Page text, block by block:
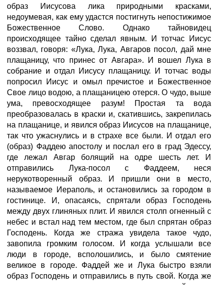
образ Иисусова лика природными красками,
недоумевая, как ему удастся постигнуть непостижимое
Божественное Слово. Однако тайновидец
происходящее тайно сделал явным. И тотчас Иисус
воззвал, говоря: «Лука, Лука, Авгаров посол, дай мне
плащаницу, что принес от Авгара». И вошел Лука в
собрание и отдал Иисусу плащаницу. И тотчас воды
попросил Иисус и омыл пречистое и Божественное
Свое лицо водою, а плащаницею отерся. О чудо, выше
ума, превосходящее разум! Простая та вода
преобразовалась в краски и, скатившись, закрепилась
на плащанице, и явился образ Иисусов на плащанице,
так что ужаснулись и в страхе все были. И отдал его
(образ) Фаддею апостолу и послал его в град Эдессу,
где лежал Авгар болящий на одре шесть лет. И
отправились Лука-посол с Фаддеем, неся
нерукотворенный образ. И пришли они в место,
называемое Иераполь, и остановились за городом в
гостинице. И, опасаясь, спрятали образ Господень
между двух глиняных плит. И явился столп огненный с
небес и встал над тем местом, где был спрятан образ
Господень. Когда же стража увидела такое чудо,
завопила громким голосом. И когда услышали все
люди в городе, всполошились, и было смятение
великое в городе. Фаддей же и Лука быстро взяли
образ Господень и отправились в путь свой. Когда же